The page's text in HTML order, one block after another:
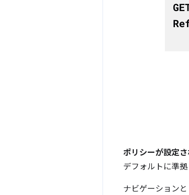
ポリシーが設定
デフォルトに準拠
ナビゲーションと